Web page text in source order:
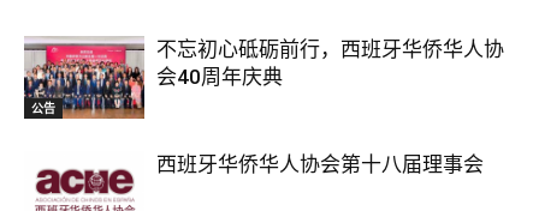
公告
不忘初心砥砺前行，西班牙华侨华人协
会40周年庆典
西班牙华侨华人协会第十八届理事会